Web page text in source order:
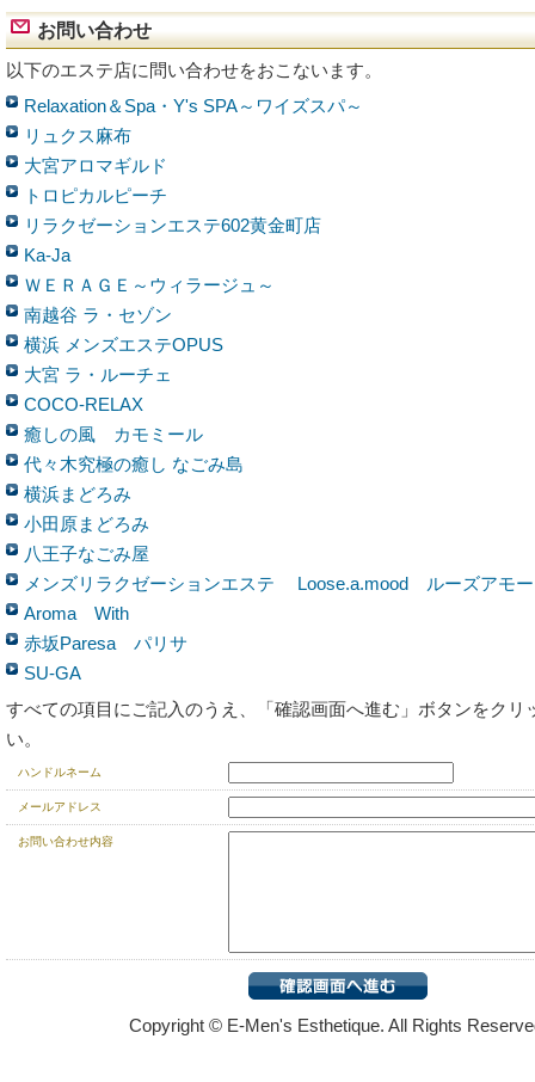
お問い合わせ
以下のエステ店に問い合わせをおこないます。
Relaxation＆Spa・Y's SPA～ワイズスパ～
リュクス麻布
大宮アロマギルド
トロピカルピーチ
リラクゼーションエステ602黄金町店
Ka-Ja
ＷＥＲＡＧＥ～ウィラージュ～
南越谷 ラ・セゾン
横浜 メンズエステOPUS
大宮 ラ・ルーチェ
COCO-RELAX
癒しの風 カモミール
代々木究極の癒し なごみ島
横浜まどろみ
小田原まどろみ
八王子なごみ屋
メンズリラクゼーションエステ Loose.a.mood ルーズアモ
Aroma With
赤坂Paresa パリサ
SU-GA
すべての項目にご記入のうえ、「確認画面へ進む」ボタンをクリ
い。
ハンドルネーム
メールアドレス
お問い合わせ内容
Copyright ©E-Men's Esthetique. All Rights